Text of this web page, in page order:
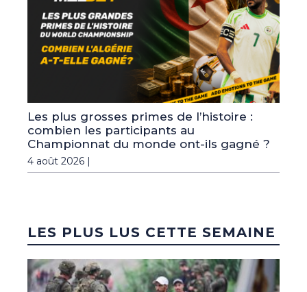
Les plus grosses primes de l’histoire :
combien les participants au
Championnat du monde ont-ils gagné ?
4 août 2026 |
LES PLUS LUS CETTE SEMAINE